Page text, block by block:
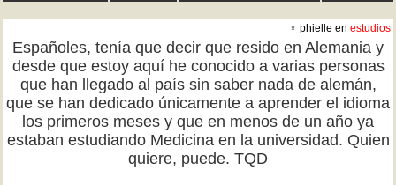
♀ phielle en estudios
Españoles, tenía que decir que resido en Alemania y
desde que estoy aquí he conocido a varias personas
que han llegado al país sin saber nada de alemán,
que se han dedicado únicamente a aprender el idioma
los primeros meses y que en menos de un año ya
estaban estudiando Medicina en la universidad. Quien
quiere, puede. TQD